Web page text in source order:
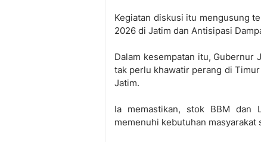
Kegiatan diskusi itu mengusung
2026 di Jatim dan Antisipasi
Dalam kesempatan itu, Gubernur
tak perlu khawatir perang di Timur
Jatim.
Ia memastikan, stok BBM dan
memenuhi kebutuhan masyarakat